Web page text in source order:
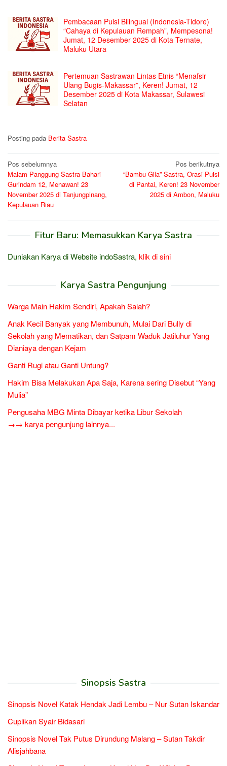
Pembacaan Puisi Bilingual (Indonesia-Tidore)
“Cahaya di Kepulauan Rempah”, Mempesona!
Jumat, 12 Desember 2025 di Kota Ternate,
Maluku Utara
Pertemuan Sastrawan Lintas Etnis “Menafsir
Ulang Bugis-Makassar”, Keren! Jumat, 12
Desember 2025 di Kota Makassar, Sulawesi
Selatan
Posting pada Berita Sastra
Navigasi
pos
Pos sebelumnya
Malam Panggung Sastra Bahari
Gurindam 12, Menawan! 23
November 2025 di Tanjungpinang,
Kepulauan Riau
Pos berikutnya
“Bambu Gila” Sastra, Orasi Puisi
di Pantai, Keren! 23 November
2025 di Ambon, Maluku
Fitur Baru: Memasukkan Karya Sastra
Duniakan Karya di Website indoSastra, klik di sini
Karya Sastra Pengunjung
Warga Main Hakim Sendiri, Apakah Salah?
Anak Kecil Banyak yang Membunuh, Mulai Dari Bully di
Sekolah yang Mematikan, dan Satpam Waduk Jatiluhur Yang
Dianiaya dengan Kejam
Ganti Rugi atau Ganti Untung?
Hakim Bisa Melakukan Apa Saja, Karena sering Disebut “Yang
Mulia”
Pengusaha MBG Minta Dibayar ketika Libur Sekolah
→→ karya pengunjung lainnya...
Sinopsis Sastra
Sinopsis Novel Katak Hendak Jadi Lembu – Nur Sutan Iskandar
Cuplikan Syair Bidasari
Sinopsis Novel Tak Putus Dirundung Malang – Sutan Takdir
Alisjahbana